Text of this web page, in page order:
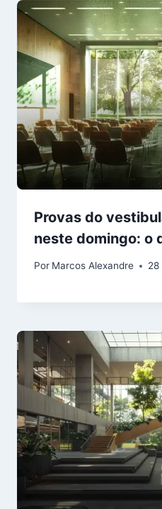
Provas do
neste domingo: o
Por Marcos Alexandre 28